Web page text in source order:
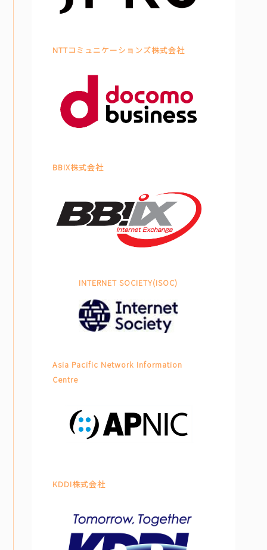
マイページNTTコミュニケーションズ株式会社
BBIX株式会社
INTERNET SOCIETY(ISOC)
Asia Pacific Network Information
Centre
KDDI株式会社